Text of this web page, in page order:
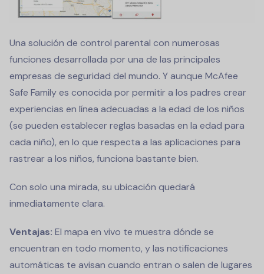
Una solución de control parental con numerosas
funciones desarrollada por una de las principales
empresas de seguridad del mundo. Y aunque McAfee
Safe Family es conocida por permitir a los padres crear
experiencias en línea adecuadas a la edad de los niños
(se pueden establecer reglas basadas en la edad para
cada niño), en lo que respecta a las aplicaciones para
rastrear a los niños, funciona bastante bien.
Con solo una mirada, su ubicación quedará
inmediatamente clara.
Ventajas: El mapa en vivo te muestra dónde se
encuentran en todo momento, y las notificaciones
automáticas te avisan cuando entran o salen de lugares